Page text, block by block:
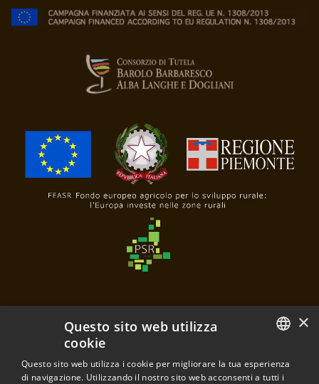
Poderi e Cantine Oddero
di Mariacristina Oddero e Mariavittoria Oddero s.s.a.
ITALIAN
×
Questo sito web utilizza
cookie
Questo sito web utilizza i cookie per migliorare la tua esperienza
di navigazione. Utilizzando il nostro sito web acconsenti a tutti i